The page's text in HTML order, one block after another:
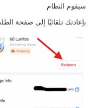
سيقوم النظام
بإعادتك تلقائيًا إلى صفحة